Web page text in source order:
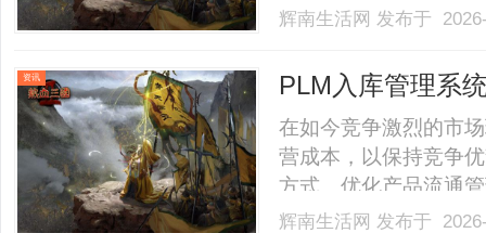
同质化严重等挑战。
化”（
辉南生活网 发布于
资讯 PLM入库管理系
在如今竞争激烈的市
营成本，以保持竞争
方式、优化产品流通
系统的构成、功能、
辉南生活网 发布于